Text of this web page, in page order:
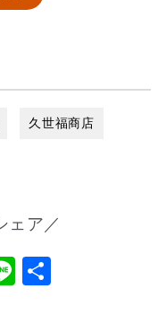
久世福商店
ェア／
Line